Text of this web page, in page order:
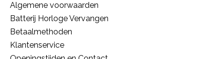
Algemene voorwaarden
Batterij Horloge Vervangen
Betaalmethoden
Klantenservice